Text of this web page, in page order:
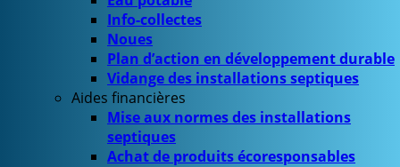
Info-collectes
Noues
Plan d’action en développement durable
Vidange des installations septiques
Aides financières
Mise aux normes des installations
septiques
Achat de produits écoresponsables